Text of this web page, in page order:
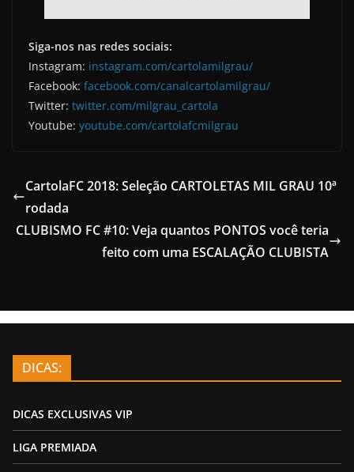
Siga-nos nas redes sociais:
Instagram: instagram.com/cartolamilgrau/
Facebook: facebook.com/canalcartolamilgrau/
Twitter: twitter.com/milgrau_cartola
Youtube: youtube.com/cartolafcmilgrau
CartolaFC 2018: Seleção CARTOLETAS MIL GRAU 10ª
rodada
CLUBISMO FC #10: Veja quantos PONTOS você teria
feito com uma ESCALAÇÃO CLUBISTA
DICAS:
DICAS EXCLUSIVAS VIP
LIGA PREMIADA